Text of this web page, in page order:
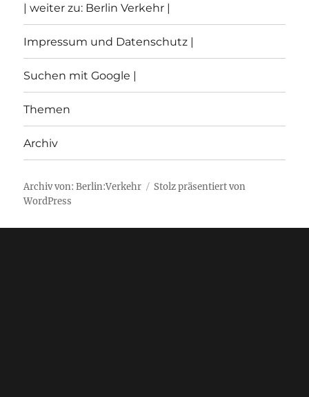
| weiter zu: Berlin Verkehr |
Impressum und Datenschutz |
Suchen mit Google |
Themen
Archiv
Archiv von: Berlin:Verkehr
Stolz präsentiert von
WordPress